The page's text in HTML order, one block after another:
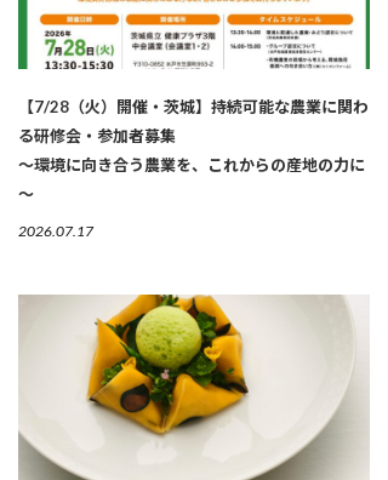
【7/28（火）開催・茨城】持続可能な農業に関わ
る研修会・参加者募集
～環境に向き合う農業を、これからの産地の力に
～
2026.07.17